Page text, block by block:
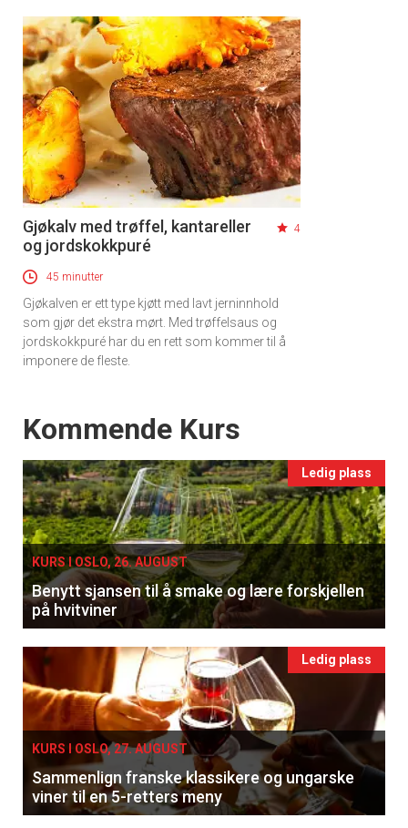
Gjøkalv med trøffel, kantareller
og jordskokkpuré
4
45 minutter
Gjøkalven er ett type kjøtt med lavt jerninnhold
som gjør det ekstra mørt. Med trøffelsaus og
jordskokkpuré har du en rett som kommer til å
imponere de fleste.
Events
Kommende Kurs
Ledig plass
KURS I OSLO, 26. AUGUST
Benytt sjansen til å smake og lære forskjellen
på hvitviner
Ledig plass
KURS I OSLO, 27. AUGUST
Sammenlign franske klassikere og ungarske
viner til en 5-retters meny